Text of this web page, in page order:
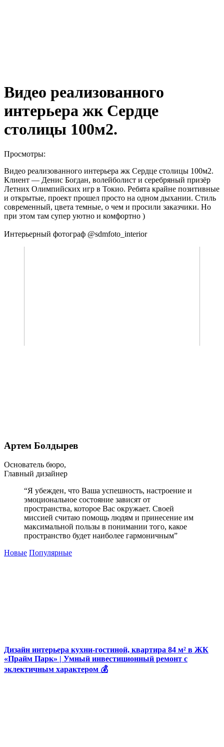
Видео реализованного
интерьера жк Сердце
столицы 100м2.
Просмотры:
Видео реализованного интерьера жк Сердце столицы 100м2.
Клиент — Денис Богдан, волейболист и серебряный призёр
Летних Олимпийских игр в Токио. Ребята крайне позитивные
и открытые, проект прошел просто на одном дыхании. Стиль
современный, цвета темные, о чем и просили заказчики. Но
при этом там супер уютно и комфортно )
Интерьерный фотограф @sdmfoto_interior
Артем Болдырев
Основатель бюро,
Главный дизайнер
“Я убежден, что Ваша успешность, настроение и
эмоциональное состояние зависят от
пространства, которое Вас окружает. Своей
миссией считаю помощь людям и принесение им
максимальной пользы в понимании того, какое
пространство будет наиболее гармоничным”
Новые Популярные
Дизайн интерьера кухни-гостиной, квартира 84 м² в ЖК
«Прайм Парк» | Умный инвестиционный ремонт с
эклектичным характером 💰